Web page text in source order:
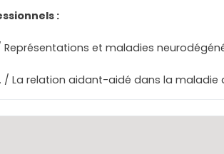
:
/ Représentations et maladies
/ La relation aidant-aidé dans la maladie